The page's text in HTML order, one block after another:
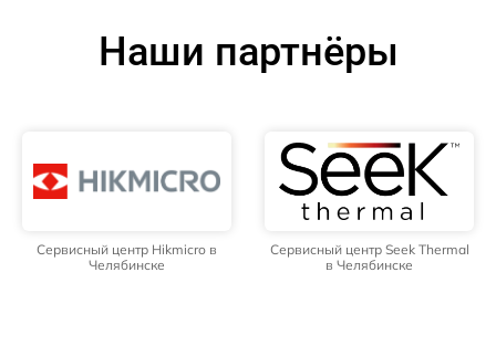
Наши партнёры
Сервисный центр Hikmicro в
Челябинске
Сервисный центр Seek Thermal
в Челябинске